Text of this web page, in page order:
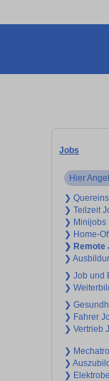
Jobs
Hier
❯
❯ Teilzeit
❯ Minijobs
❯ Home-
❯ Remote
❯
❯ Job und
❯
❯
❯ Fahrer
❯ Vertrieb
❯
❯
❯